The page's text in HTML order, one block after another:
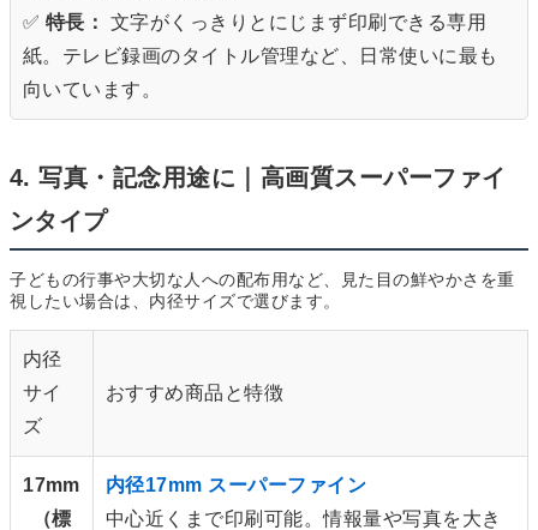
✅ 特長：
文字がくっきりとにじまず印刷できる専用
紙。テレビ録画のタイトル管理など、日常使いに最も
向いています。
4. 写真・記念用途に｜高画質スーパーファイ
ンタイプ
子どもの行事や大切な人への配布用など、見た目の鮮やかさを重
視したい場合は、内径サイズで選びます。
内径
サイ
ズ
おすすめ商品と特徴
17mm
（標
内径17mm スーパーファイン
中心近くまで印刷可能。情報量や写真を大き